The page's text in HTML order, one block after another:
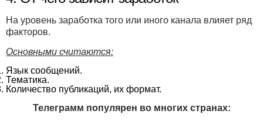
На уровень заработка того или иного канала влияет ряд
факторов.
Основными считаются:
Язык сообщений.
Тематика.
Количество публикаций, их формат.
Телеграмм популярен во многих странах: